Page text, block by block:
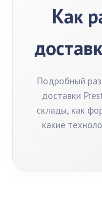
Как
Подробный
доставки
склады, как
какие